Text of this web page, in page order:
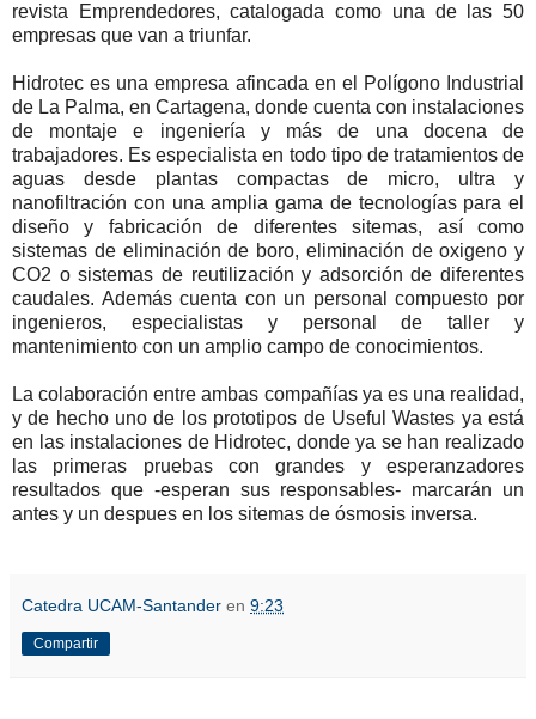
revista Emprendedores, catalogada como una de las 50
empresas que van a triunfar.
Hidrotec es una empresa afincada en el Polígono Industrial
de La Palma, en Cartagena, donde cuenta con instalaciones
de montaje e ingeniería y más de una docena de
trabajadores. Es especialista en todo tipo de tratamientos de
aguas desde plantas compactas de micro, ultra y
nanofiltración con una amplia gama de tecnologías para el
diseño y fabricación de diferentes sitemas, así como
sistemas de eliminación de boro, eliminación de oxigeno y
CO2 o sistemas de reutilización y adsorción de diferentes
caudales. Además cuenta con un personal compuesto por
ingenieros, especialistas y personal de taller y
mantenimiento con un amplio campo de conocimientos.
La colaboración entre ambas compañías ya es una realidad,
y de hecho uno de los prototipos de Useful Wastes ya está
en las instalaciones de Hidrotec, donde ya se han realizado
las primeras pruebas con grandes y esperanzadores
resultados que -esperan sus responsables- marcarán un
antes y un despues en los sitemas de ósmosis inversa.
Catedra UCAM-Santander en 9:23
Compartir